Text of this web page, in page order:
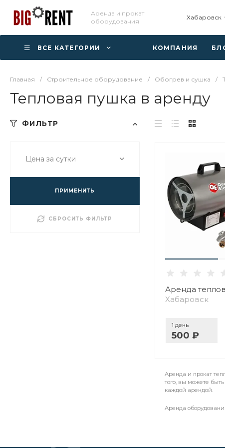
Аренда и прокат
оборудования
Хабаровск
ВСЕ КАТЕГОРИИ КОМПАНИЯ
Главная / Строительное оборудование / Обогрев и сушка /
Тепловая пушка в аренду
ФИЛЬТР
Цена за сутки
ПРИМЕНИТЬ
СБРОСИТЬ ФИЛЬТР
Аренда
Хабаровск
1 день
500 ₽
Аренда и прокат
того, вы можете
каждой арендой.
Аренда